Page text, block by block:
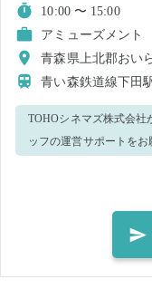
10:00 〜 15:00
アミューズメント
青森県上北郡おい
青い森鉄道線下田
TOHOシネマズ株式会社が運営す
ッフの運営サポートを
お待ちしております！